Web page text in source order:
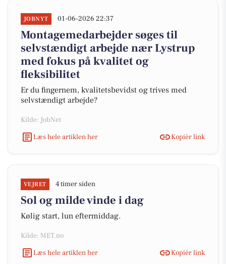
JOBNYT 01-06-2026 22:37
Montagemedarbejder søges til
selvstændigt arbejde nær Lystrup
med fokus på kvalitet og
fleksibilitet
Er du fingernem, kvalitetsbevidst og trives med
selvstændigt arbejde?
Kilde: JobNet
Læs hele artiklen her
Kopiér link
VEJRET 4 timer siden
Sol og milde vinde i dag
Kølig start, lun eftermiddag.
Kilde: MET.no
Læs hele artiklen her
Kopiér link